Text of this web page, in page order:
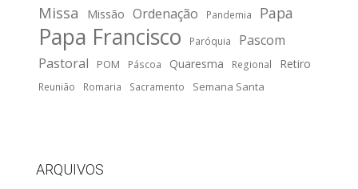
Missa Missão Ordenação Pandemia Papa
Papa Francisco Paróquia
Pascom
Pastoral
POM Páscoa Quaresma Regional Retiro
Reunião Romaria Sacramento Semana Santa
ARQUIVOS